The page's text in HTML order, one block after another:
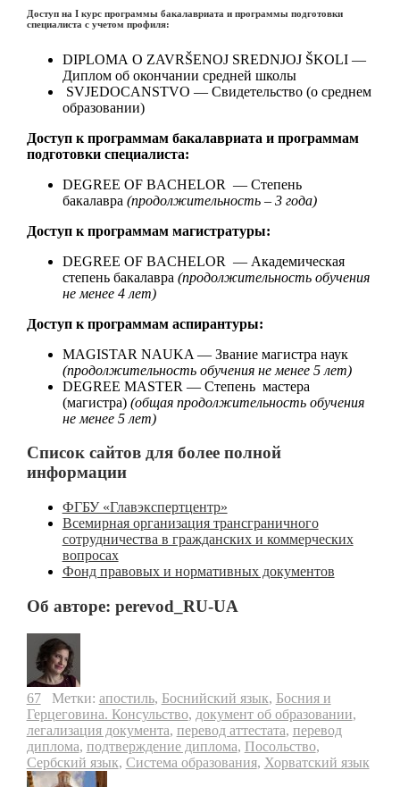
Доступ на I курс программы бакалавриата и программы подготовки
специалиста с учетом профиля:
DIPLOMA O ZAVRŠENOJ SREDNJOJ ŠKOLI —
Диплом об окончании средней школы
SVJEDOCANSTVO — Свидетельство (о среднем
образовании)
Доступ к программам бакалавриата и программам
подготовки специалиста:
DEGREE OF BACHELOR — Степень
бакалавра (продолжительность – 3 года)
Доступ к программам магистратуры:
DEGREE OF BACHELOR — Академическая
степень бакалавра (продолжительность обучения
не менее 4 лет)
Доступ к программам аспирантуры:
MAGISTAR NAUKA — Звание магистра наук
(продолжительность обучения не менее 5 лет)
DEGREE MASTER — Степень мастера
(магистра) (общая продолжительность обучения
не менее 5 лет)
Список сайтов для более полной
информации
ФГБУ «Главэкспертцентр»
Всемирная организация трансграничного
сотрудничества в гражданских и коммерческих
вопросах
Фонд правовых и нормативных документов
Об авторе: perevod_RU-UA
67 Метки: апостиль, Боснийский язык, Босния и
Герцеговина. Консульство, документ об образовании,
легализация документа, перевод аттестата, перевод
диплома, подтверждение диплома, Посольство,
Сербский язык, Система образования, Хорватский язык